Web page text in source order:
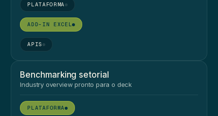
●
●
●
Benchmarking setorial
Industry overview pronto para o deck
●